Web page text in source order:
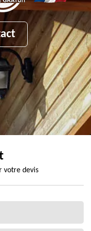
votre devis